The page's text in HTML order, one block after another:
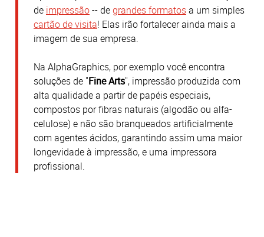
de impressão-- degrandes formatosa um simples
cartão de visita! Elas irão fortalecer ainda mais a
imagem de sua empresa.
Na AlphaGraphics, por exemplo você encontra
soluções de "Fine Arts", impressão produzida com
alta qualidade a partir de papéis especiais,
compostos por fibras naturais (algodão ou alfa-
celulose) e não são branqueados artificialmente
com agentes ácidos, garantindo assim uma maior
longevidade à impressão, e uma impressora
profissional.